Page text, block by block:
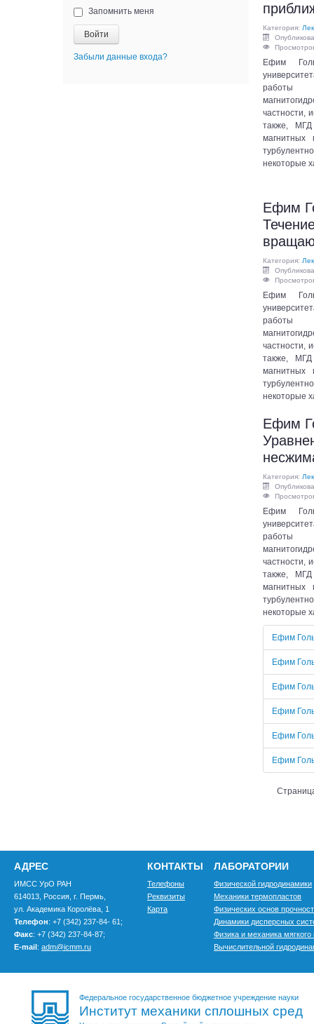
Запомнить меня
Войти
Забыли данные входа?
Категория:
Ефим
работы
частности,
также,
магнитных
некоторые
Ефим
Категория:
Ефим
работы
частности,
также,
магнитных
некоторые
Ефим
Категория:
Ефим
работы
частности,
также,
магнитных
некоторые
Ефим
Ефим
Ефим
Ефим
Ефим
Ефим
АДРЕС
ИМСС УрО РАН
614013, Россия, г. Пермь,
ул. Академика Королёва, 1
Телефон: +7 (342) 237-84- 61;
Факс: +7 (342) 237-84-87;
E-mail: adm@icmm.ru
КОНТАКТЫ
Телефоны
Реквизиты
Карта
ЛАБОРАТОРИИ
Физической гидродинамики
Механики термопластов
Физических основ
Динамики дисперсных
Физика и механика
Вычислительной
Федеральное государственное бюджетное учреждение науки
Институт механики сплошных сред